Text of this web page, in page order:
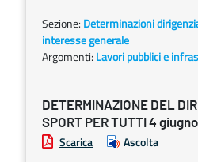
Sezione: Determinazioni
interesse generale
Argomenti: Lavori pubblici e
DETERMINAZIONE DEL
SPORT PER TUTTI 4
Scarica Ascolta